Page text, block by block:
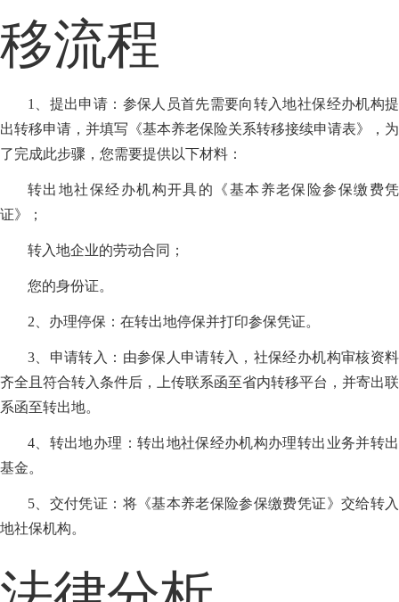
移流程
1、提出申请：参保人员首先需要向转入地社保经办机构提
出转移申请，并填写《基本养老保险关系转移接续申请表》，为
了完成此步骤，您需要提供以下材料：
转出地社保经办机构开具的《基本养老保险参保缴费凭
证》；
转入地企业的劳动合同；
您的身份证。
2、办理停保：在转出地停保并打印参保凭证。
3、申请转入：由参保人申请转入，社保经办机构审核资料
齐全且符合转入条件后，上传联系函至省内转移平台，并寄出联
系函至转出地。
4、转出地办理：转出地社保经办机构办理转出业务并转出
基金。
5、交付凭证：将《基本养老保险参保缴费凭证》交给转入
地社保机构。